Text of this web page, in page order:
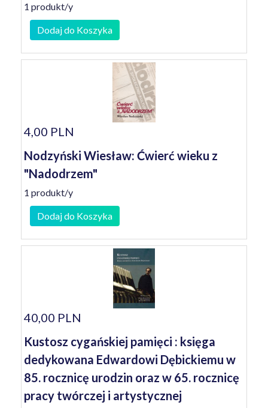
1 produkt/y
Dodaj do Koszyka
4,00 PLN
Nodzyński Wiesław: Ćwierć wieku z
"Nadodrzem"
1 produkt/y
Dodaj do Koszyka
40,00 PLN
Kustosz cygańskiej pamięci : księga
dedykowana Edwardowi Dębickiemu w
85. rocznicę urodzin oraz w 65. rocznicę
pracy twórczej i artystycznej